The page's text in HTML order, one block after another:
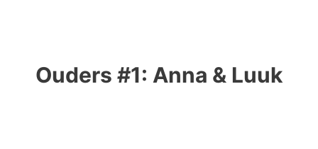
Ouders #1: Anna & Luuk